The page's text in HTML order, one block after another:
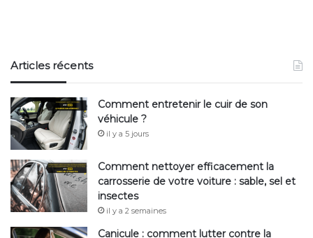
Articles récents
Comment entretenir le cuir de son
véhicule ?
il y a 5 jours
Comment nettoyer efficacement la
carrosserie de votre voiture : sable, sel et
insectes
il y a 2 semaines
Canicule : comment lutter contre la